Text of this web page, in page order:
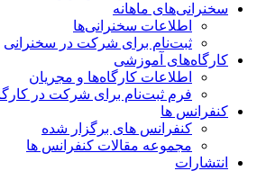
سخنرانی‌های ماهانه
اطلاعات سخنرانی‌‌ها
ثبت‌نام برای شرکت در سخنرانی
کارگاه‌های آموزشی
اطلاعات کارگاه‌ها و مجریان
فرم ثبت‌نام برای شرکت در کارگاه
کنفرانس ها
کنفرانس های برگزار شده
مجموعه مقالات کنفرانس ها
انتشارات